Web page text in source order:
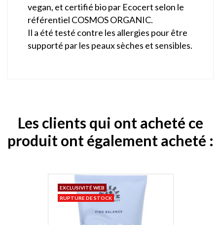
vegan, et certifié bio par Ecocert selon le
référentiel COSMOS ORGANIC.
Il a été testé contre les allergies pour être
supporté par les peaux sèches et sensibles.
Les clients qui ont acheté ce
produit ont également acheté :
EXCLUSIVITÉ WEB
RUPTURE DE STOCK